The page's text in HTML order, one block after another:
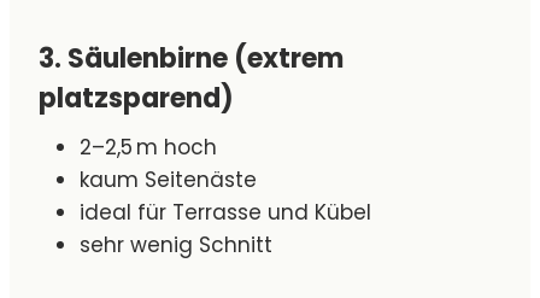
3. Säulenbirne (extrem
platzsparend)
2–2,5 m hoch
kaum Seitenäste
ideal für Terrasse und Kübel
sehr wenig Schnitt